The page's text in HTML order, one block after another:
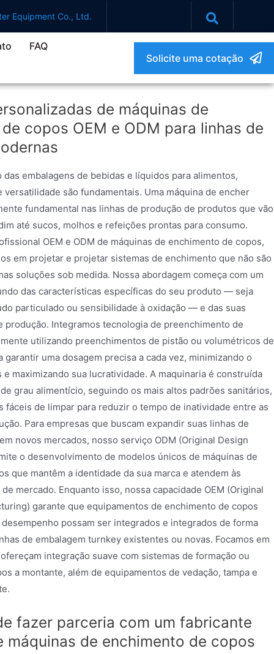
Equipment Co., Ltd.
FAQ
Solicite uma cotação
de máquinas de
copos OEM e ODM para linhas de
das embalagens de bebidas e líquidos para alimentos,
são fundamentais. Uma máquina de encher
fundamental nas linhas de produção de produtos que vão
até sucos, molhos e refeições prontas para consumo.
OEM e ODM de máquinas de enchimento de copos,
em projetar e projetar sistemas de enchimento que não são
soluções sob medida. Nossa abordagem começa com um
das características específicas do seu produto — seja
particulado ou sensibilidade à oxidação — e das suas
produção. Integramos tecnologia de preenchimento de
utilizando preenchimentos de pistão ou volumétricos de
garantir uma dosagem precisa a cada vez, minimizando o
maximizando sua lucratividade. A maquinaria é construída
grau alimentício, seguindo os mais altos padrões sanitários,
fáceis de limpar para reduzir o tempo de inatividade entre as
Para empresas que buscam expandir suas linhas de
novos mercados, nosso serviço ODM (Original Design
o desenvolvimento de modelos únicos de máquinas de
que mantêm a identidade da sua marca e atendem às
mercado. Enquanto isso, nossa capacidade OEM (Original
garante que equipamentos de enchimento de copos
possam ser integrados e integrados de forma
de embalagem turnkey existentes ou novas. Focamos em
integração suave com sistemas de formação ou
a montante, além de equipamentos de vedação, tampa e
fazer parceria com um fabricante
máquinas de enchimento de copos